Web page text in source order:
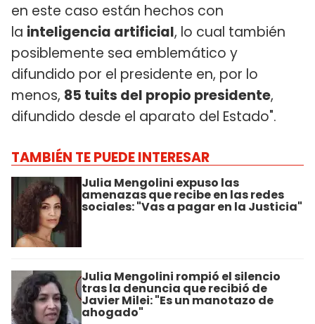
en este caso están hechos con
la inteligencia artificial, lo cual también
posiblemente sea emblemático y
difundido por el presidente en, por lo
menos, 85 tuits del propio presidente,
difundido desde el aparato del Estado".
TAMBIÉN TE PUEDE INTERESAR
Julia Mengolini expuso las
amenazas que recibe en las redes
sociales: "Vas a pagar en la Justicia"
Julia Mengolini rompió el silencio
tras la denuncia que recibió de
Javier Milei: "Es un manotazo de
ahogado"